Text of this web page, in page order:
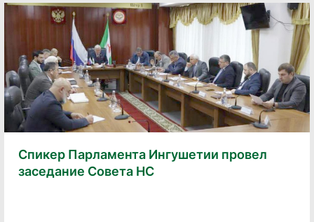
Спикер Парламента Ингушетии провел
заседание Совета НС